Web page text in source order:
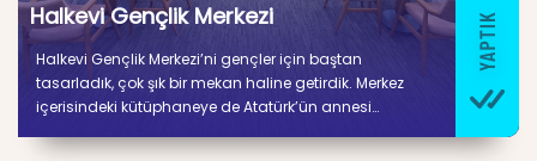
Halkevi Gençlik Merkezi
Halkevi Gençlik Merkezi’ni gençler için baştan
tasarladık, çok şık bir mekan haline getirdik. Merkez
içerisindeki kütüphaneye de Atatürk’ün annesi